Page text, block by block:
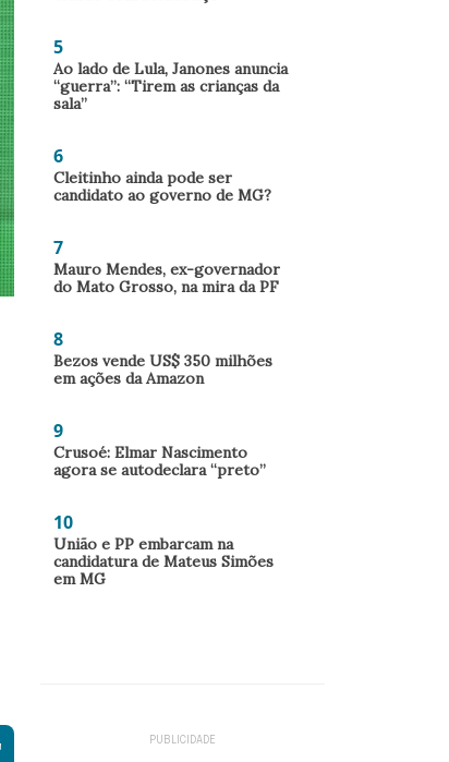
5
Ao lado de Lula, Janones anuncia
“guerra”: “Tirem as crianças da
sala”
6
Cleitinho ainda pode ser
candidato ao governo de MG?
7
Mauro Mendes, ex-governador
do Mato Grosso, na mira da PF
8
Bezos vende US$ 350 milhões
em ações da Amazon
9
Crusoé: Elmar Nascimento
agora se autodeclara “preto”
10
União e PP embarcam na
candidatura de Mateus Simões
em MG